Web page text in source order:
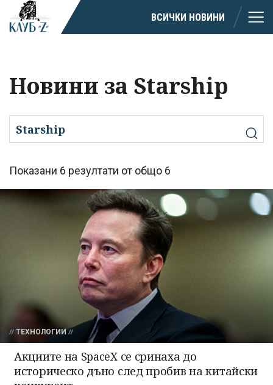
ВСИЧКИ НОВИНИ
Новини за Starship
Показани 6 резултати от общо 6
ТЕХНОЛОГИИ
Акциите на SpaceX се сринаха до
историческо дъно след пробив на китайски